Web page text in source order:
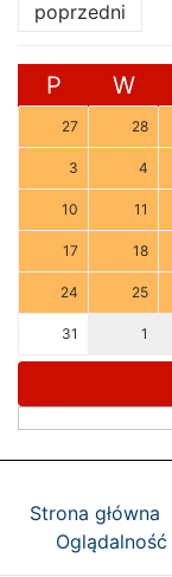
poprzedni
P W
27 28
3 4
10 11
17 18
24 25
31 1
Strona główna
Oglądalność